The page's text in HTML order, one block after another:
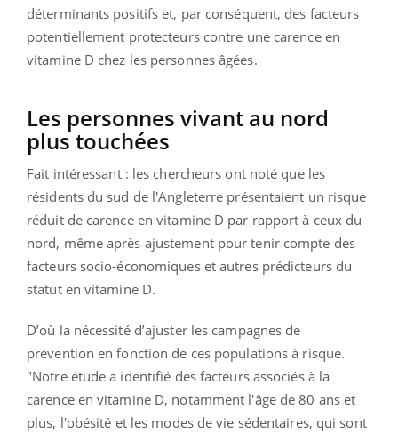
déterminants positifs et, par conséquent, des facteurs
potentiellement protecteurs contre une carence en
vitamine D chez les personnes âgées.
Les personnes vivant au nord
plus touchées
Fait intéressant : les chercheurs ont noté que les
résidents du sud de l'Angleterre présentaient un risque
réduit de carence en vitamine D par rapport à ceux du
nord, même après ajustement pour tenir compte des
facteurs socio-économiques et autres prédicteurs du
statut en vitamine D.
D’où la nécessité d’ajuster les campagnes de
prévention en fonction de ces populations à risque.
"Notre étude a identifié des facteurs associés à la
carence en vitamine D, notamment l'âge de 80 ans et
plus, l'obésité et les modes de vie sédentaires, qui sont